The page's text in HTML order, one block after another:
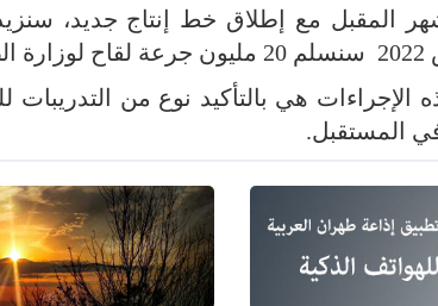
الإجراءات هي بالتأكيد نوع من
في المستقبل.